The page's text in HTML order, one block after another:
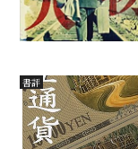
書評